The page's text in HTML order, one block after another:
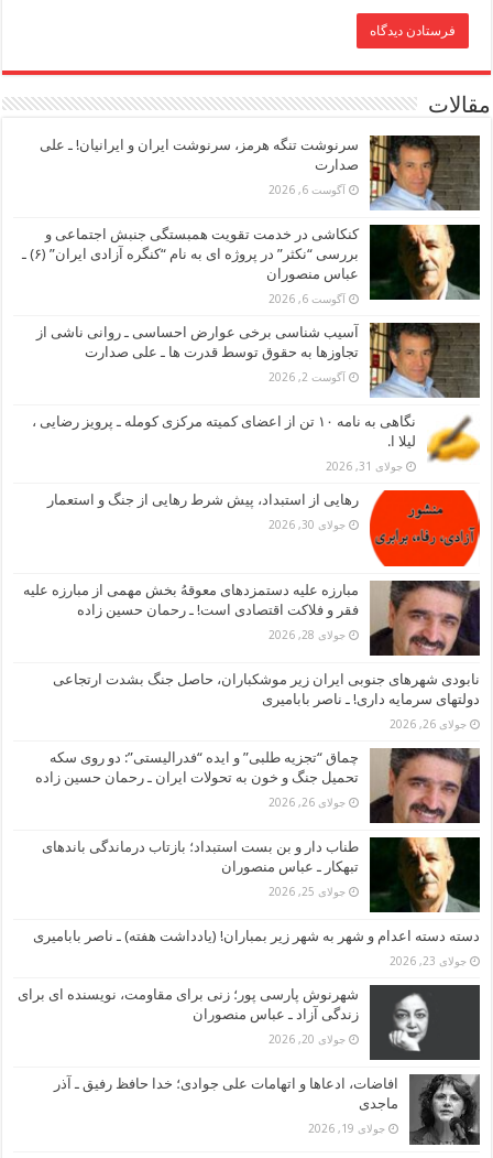
مقالات
سرنوشت تنگه هرمز، سرنوشت ایران و ایرانیان! ـ علی
صدارت
آگوست 6, 2026
کنکاشی در خدمت تقویت همبستگی جنبش اجتماعی و
بررسی “نکثر” در پروژه ای به نام “کنگره آزادی ایران” (۶) ـ
عباس منصوران
آگوست 6, 2026
آسیب شناسی برخی عوارض احساسی ـ روانی ناشی از
تجاوزها به حقوق توسط قدرت ها ـ علی صدارت
آگوست 2, 2026
نگاهی به نامه ۱۰ تن از اعضای کمیته مرکزی کومله ـ پرویز رضایی ،
لیلا ا.
جولای 31, 2026
رهایی از استبداد، پیش شرط رهایی از جنگ و استعمار
جولای 30, 2026
مبارزه علیه دستمزدهای معوقهُ بخش مهمی از مبارزه علیه
فقر و فلاکت اقتصادی است! ـ رحمان حسین زاده
جولای 28, 2026
نابودی شهرهای جنوبی ایران زیر موشکباران، حاصل جنگ بشدت ارتجاعی
دولتهای سرمایه داری! ـ ناصر بابامیری
جولای 26, 2026
چماق “تجزیه طلبی” و ایده “فدرالیستی”: دو روی سکه
تحمیل جنگ و خون به تحولات ایران ـ رحمان حسین زاده
جولای 26, 2026
طناب دار و بن بست استبداد؛ بازتاب درماندگی باندهای
تبهکار ـ عباس منصوران
جولای 25, 2026
دسته دسته اعدام و شهر به شهر زیر بمباران! (یادداشت هفته) ـ ناصر بابامیری
جولای 23, 2026
شهرنوش پارسی پور؛ زنی برای مقاومت، نویسنده ای برای
زندگی آزاد ـ عباس منصوران
جولای 20, 2026
افاضات، ادعاها و اتهامات علی جوادی؛ خدا حافظ رفیق ـ آذر
ماجدی
جولای 19, 2026